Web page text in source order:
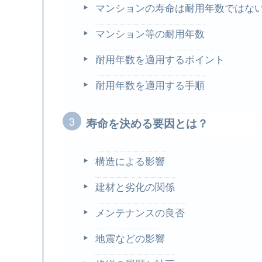
マンションの寿命は耐用年数ではな
マンション等の耐用年数
耐用年数を適用するポイント
耐用年数を適用する手順
寿命を決める要因とは？
構造による影響
建材と劣化の関係
メンテナンスの良否
地震などの影響